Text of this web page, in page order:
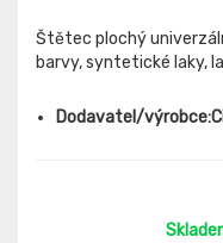
Štětec plochý
barvy, syntetické laky,
Dodavatel/